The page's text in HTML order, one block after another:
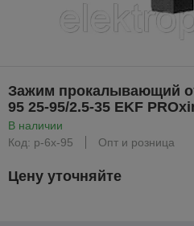
Зажим прокалывающий
95 25-95/2.5-35 EKF
В наличии
Код: p-6x-95
Опт и розница
Цену уточняйте